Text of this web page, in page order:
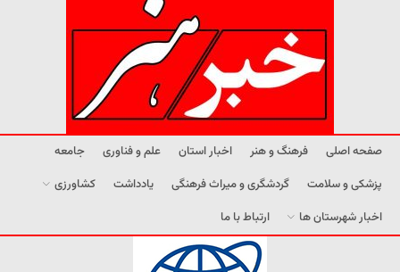
صفحه اصلی فرهنگ و هنر اخبار استان علم و فناوری
جامعه
پزشکی و سلامت
گردشگری و میراث فرهنگی یادداشت
کشاورزی
اخبار شهرستان ها
ارتباط با ما